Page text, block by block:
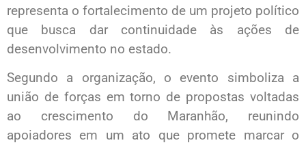
representa o fortalecimento de um projeto político
que busca dar continuidade às ações de
desenvolvimento no estado.
Segundo a organização, o evento simboliza a
união de forças em torno de propostas voltadas
ao crescimento do Maranhão, reunindo
apoiadores em um ato que promete marcar o